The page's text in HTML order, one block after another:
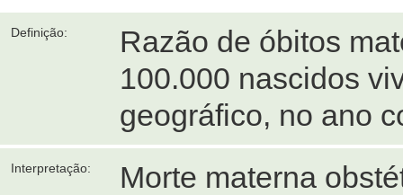
Definição:
Razão de óbitos
100.000 nascidos
geográfico, no ano
Interpretação:
Morte materna